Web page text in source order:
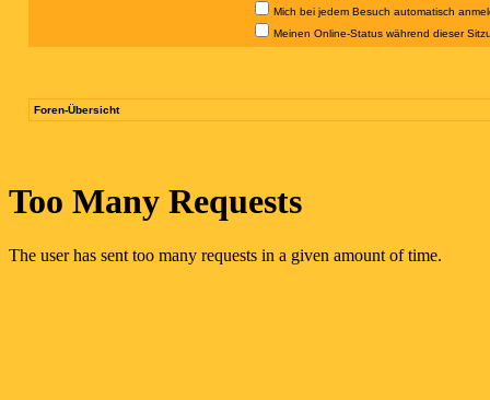
Mich bei jedem Besuch automatisch
Meinen Online-Status während dieser
Foren-Übersicht